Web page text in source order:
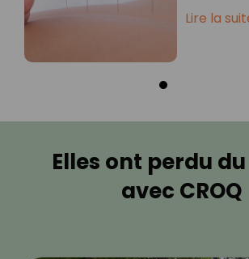
Lire la
Elles ont perdu
avec CROQ